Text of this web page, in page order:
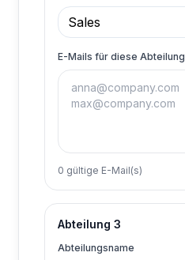
E-Mails für diese Abteilung
0 gültige E-Mail(s)
Abteilung 3
Abteilungsname